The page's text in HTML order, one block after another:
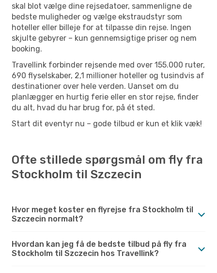
skal blot vælge dine rejsedatoer, sammenligne de
bedste muligheder og vælge ekstraudstyr som
hoteller eller billeje for at tilpasse din rejse. Ingen
skjulte gebyrer – kun gennemsigtige priser og nem
booking.
Travellink forbinder rejsende med over 155.000 ruter,
690 flyselskaber, 2,1 millioner hoteller og tusindvis af
destinationer over hele verden. Uanset om du
planlægger en hurtig ferie eller en stor rejse, finder
du alt, hvad du har brug for, på ét sted.
Start dit eventyr nu – gode tilbud er kun et klik væk!
Ofte stillede spørgsmål om fly fra
Stockholm til Szczecin
Hvor meget koster en flyrejse fra Stockholm til
Szczecin normalt?
Hvordan kan jeg få de bedste tilbud på fly fra
Stockholm til Szczecin hos Travellink?